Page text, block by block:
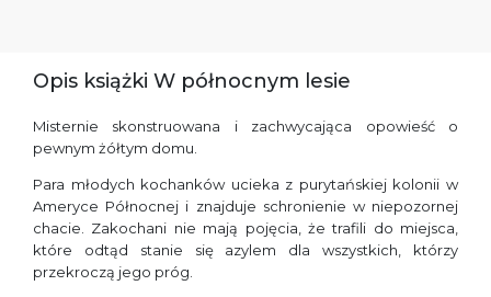
Opis książki W północnym lesie
Misternie skonstruowana i zachwycająca opowieść o
pewnym żółtym domu.
Para młodych kochanków ucieka z purytańskiej kolonii w
Ameryce Północnej i znajduje schronienie w niepozornej
chacie. Zakochani nie mają pojęcia, że trafili do miejsca,
które odtąd stanie się azylem dla wszystkich, którzy
przekroczą jego próg.